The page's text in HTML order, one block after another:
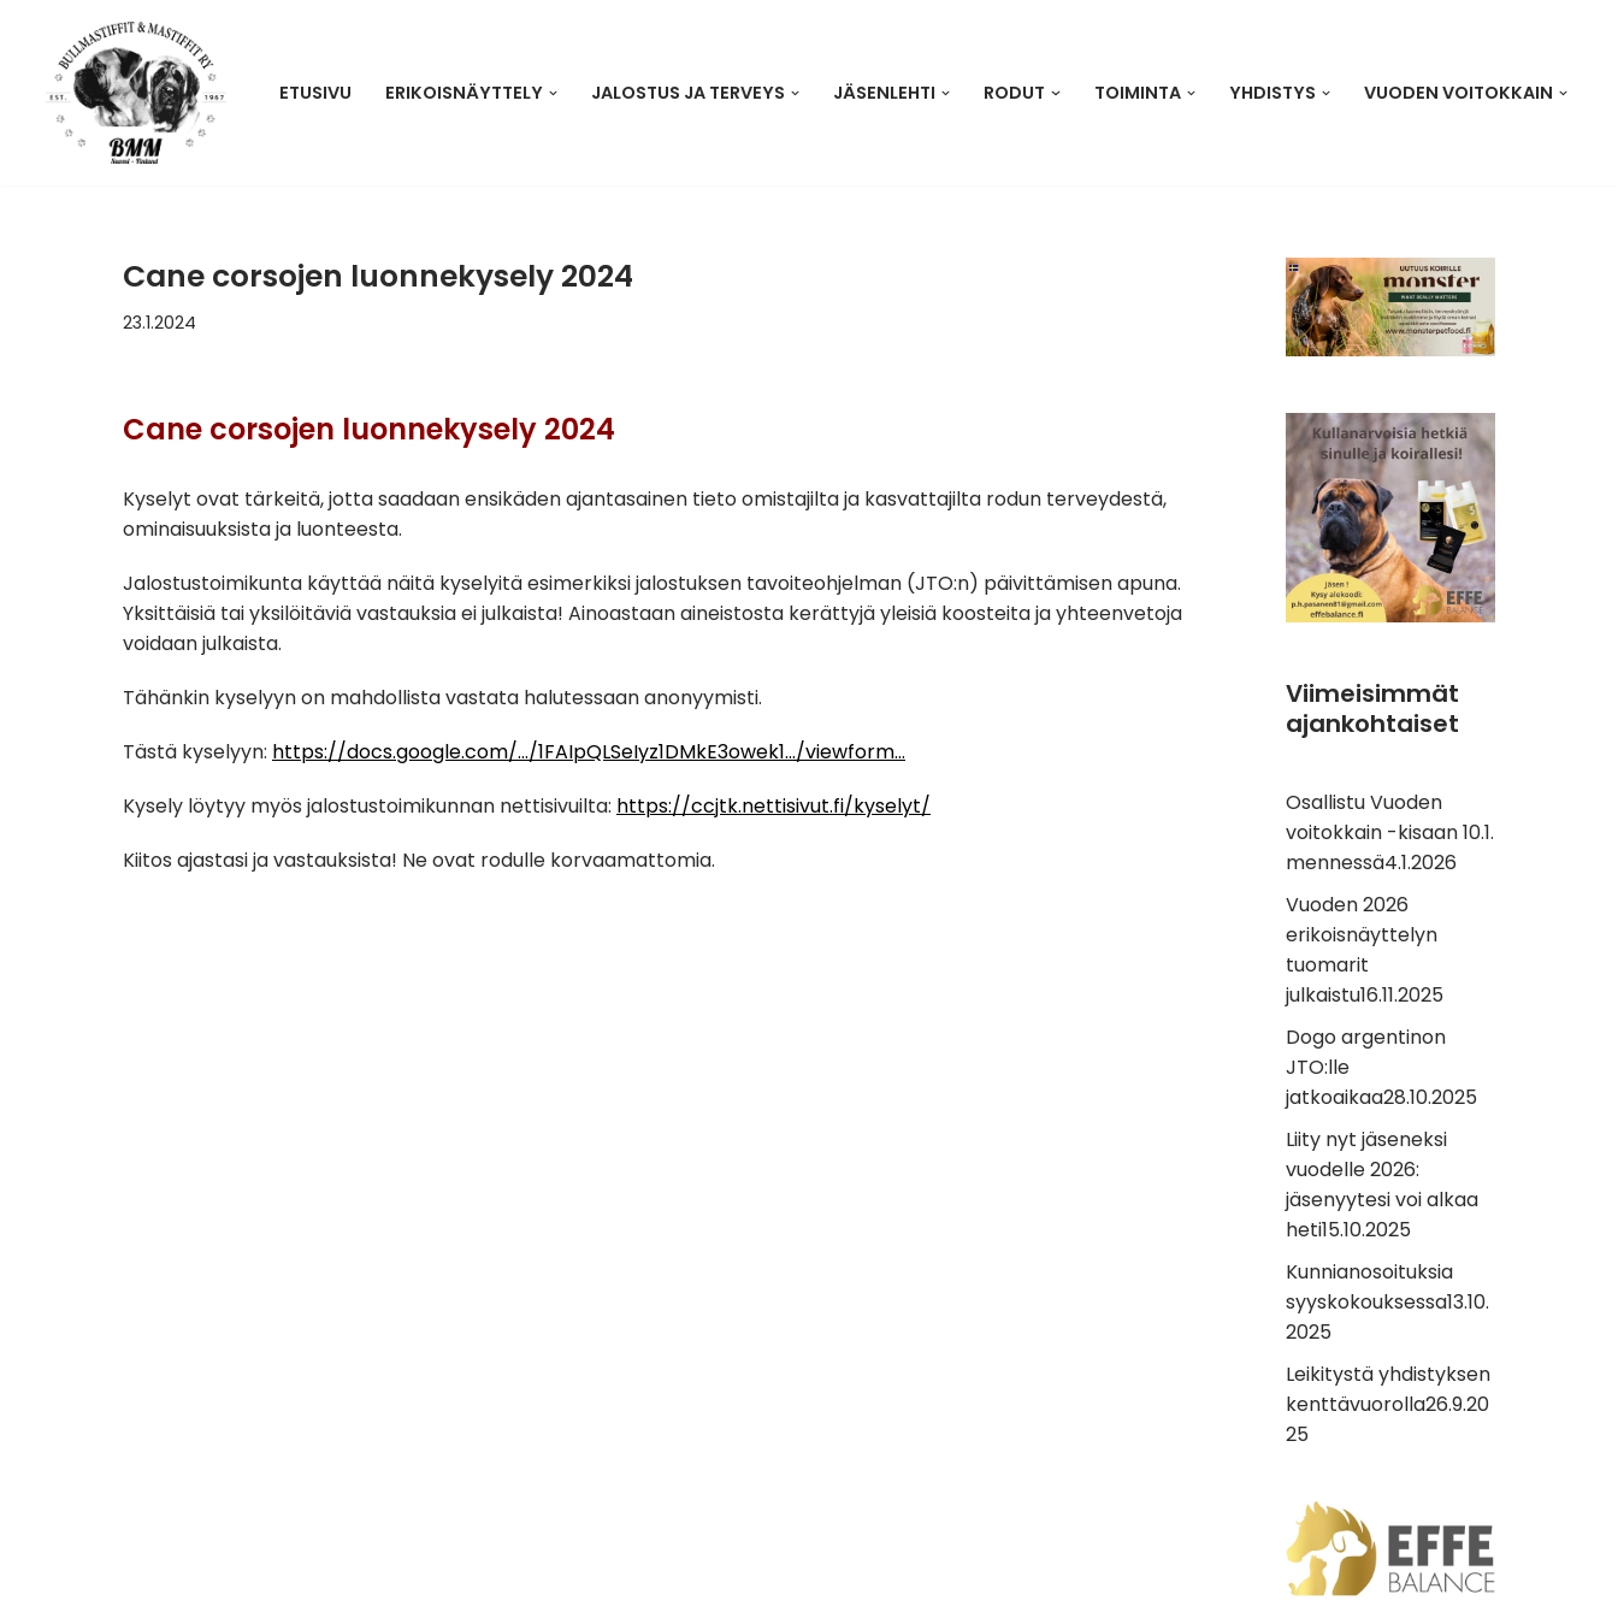
Siirry
suoraan
sisältöön
ETUSIVU ERIKOISNÄYTTELY JALOSTUS JA TERVEYS JÄSENLEHTI RODUT TOIMINTA YHDISTYS VUODEN VOITOKKAIN
Cane corsojen luonnekysely 2024
23.1.2024
Cane corsojen luonnekysely 2024
Kyselyt ovat tärkeitä, jotta saadaan ensikäden ajantasainen tieto omistajilta ja kasvattajilta rodun terveydestä,
ominaisuuksista ja luonteesta.
Jalostustoimikunta käyttää näitä kyselyitä esimerkiksi jalostuksen tavoiteohjelman (JTO:n) päivittämisen apuna.
Yksittäisiä tai yksilöitäviä vastauksia ei julkaista! Ainoastaan aineistosta kerättyjä yleisiä koosteita ja yhteenvetoja
voidaan julkaista.
Tähänkin kyselyyn on mahdollista vastata halutessaananonyymisti.
Tästä kyselyyn: https://docs.google.com/…/1FAIpQLSeIyz1DMkE3owek1…/viewform…
Kysely löytyy myös jalostustoimikunnan nettisivuilta: https://ccjtk.nettisivut.fi/kyselyt/
Kiitos ajastasi ja vastauksista! Ne ovat rodulle korvaamattomia.
Viimeisimmät
ajankohtaiset
Osallistu Vuoden
voitokkain -kisaan 10.1.
mennessä4.1.2026
Vuoden 2026
erikoisnäyttelyn
tuomarit
julkaistu16.11.2025
Dogo argentinon
JTO:lle
jatkoaikaa28.10.2025
Liity nyt jäseneksi
vuodelle 2026:
jäsenyytesi voi alkaa
heti15.10.2025
Kunnianosoituksia
syyskokouksessa13.10.
2025
Leikitystä yhdistyksen
kenttävuorolla26.9.20
25